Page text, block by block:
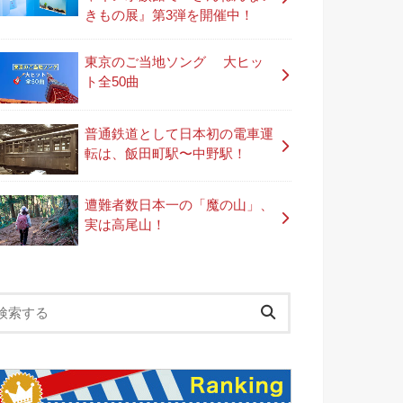
きもの展』第3弾を開催中！
東京のご当地ソング 大ヒッ
ト全50曲
普通鉄道として日本初の電車運
転は、飯田町駅〜中野駅！
遭難者数日本一の「魔の山」、
実は高尾山！